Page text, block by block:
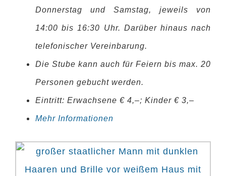
Donnerstag und Samstag, jeweils von
14:00 bis 16:30 Uhr. Darüber hinaus nach
telefonischer Vereinbarung.
Die Stube kann auch für Feiern bis max. 20
Personen gebucht werden.
Eintritt: Erwachsene € 4,–; Kinder € 3,–
Mehr Informationen